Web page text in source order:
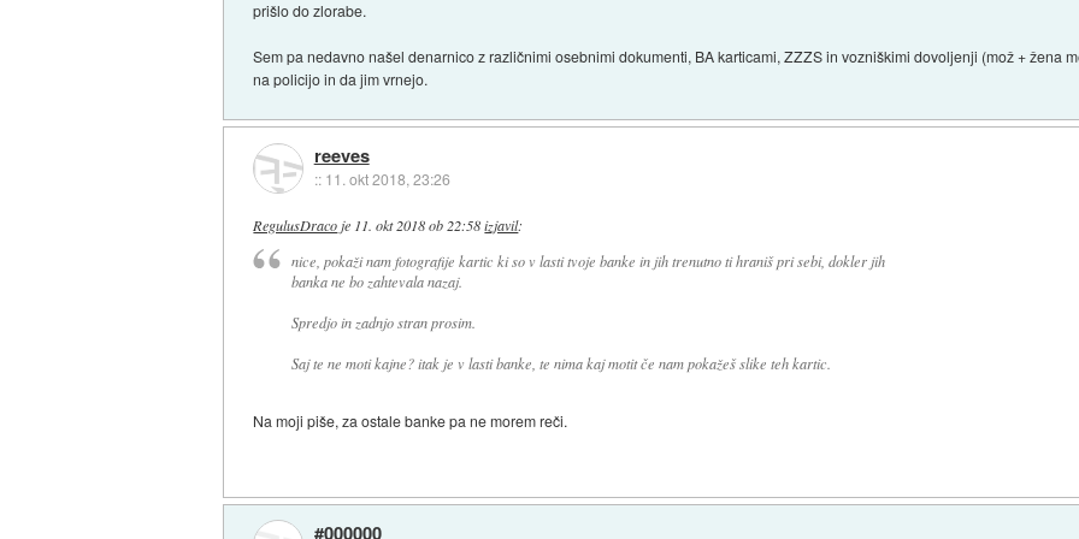
prišlo do zlorabe.
Sem pa nedavno našel denarnico z različnimi osebnimi dokumenti, BA karticami, ZZZS in vozniškimi dovoljenji (mož + žena
na policijo in da jim vrnejo.
reeves
:: 11. okt 2018, 23:26
RegulusDraco je 11. okt 2018 ob 22:58 izjavil:
nice, pokaži nam fotografije kartic ki so v lasti tvoje banke in jih trenutno ti hraniš pri sebi, dokler jih
banka ne bo zahtevala nazaj.
Spredjo in zadnjo stran prosim.
Saj te ne moti kajne? itak je v lasti banke, te nima kaj motit če nam pokažeš slike teh kartic.
Na moji piše, za ostale banke pa ne morem reči.
#000000